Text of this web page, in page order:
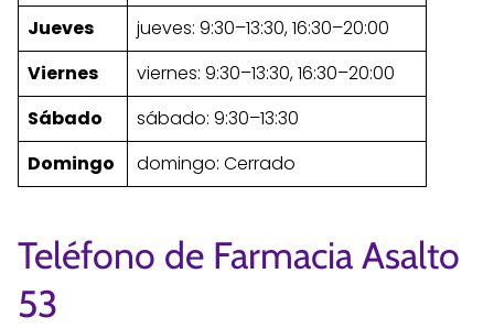
Jueves
jueves: 9:30–13:30, 16:30–20:00
Viernes
viernes: 9:30–13:30, 16:30–20:00
Sábado
sábado: 9:30–13:30
Domingo
domingo: Cerrado
Teléfono de Farmacia Asalto
53